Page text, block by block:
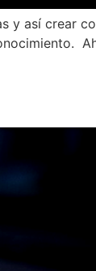
y así crear